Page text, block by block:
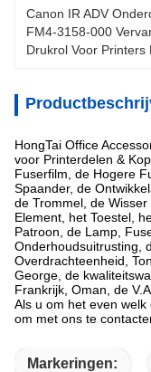
Canon IR ADV
FM4-3158-000
Drukrol Voor Printers
HongTai Office
voor Printerdelen &
Fuserfilm, de Hogere
Spaander, de
de Trommel, de
Element, het Toestel,
Patroon, de Lamp,
Onderhoudsuitrusting,
Overdrachteenheid,
George, de
Frankrijk, Oman, de
Als u om het even
om met ons te
Markeringen: